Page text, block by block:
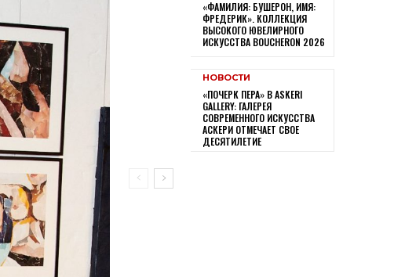
«ФАМИЛИЯ: БУШЕРОН, ИМЯ:
ФРЕДЕРИК». КОЛЛЕКЦИЯ
ВЫСОКОГО ЮВЕЛИРНОГО
ИСКУССТВА BOUCHERON 2026
НОВОСТИ
«ПОЧЕРК ПЕРА» В ASKERI
GALLERY: ГАЛЕРЕЯ
СОВРЕМЕННОГО ИСКУССТВА
АСКЕРИ ОТМЕЧАЕТ СВОЕ
ДЕСЯТИЛЕТИЕ